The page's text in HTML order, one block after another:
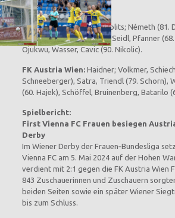
Kenesei (75. Kritik).
First Vienna FC 1894:Piplits; Németh (81.
Kovar, Mädl (68. Höcherl), Seidl, Pfanner
Ojukwu, Wasser, Cavic (90. Nikolic).
FK Austria Wien:Haidner; Volkmer,
Schneeberger), Satra, Triendl (79. Schorn),
(60. Hajek), Schöffel, Bruinenberg, Batarilo
Spielbericht:
First Vienna FC Frauen besiegen
Derby
Im Wiener Derby der Frauen‑Bundesliga
Vienna FC am 5. Mai 2024 auf der Hohen
verdient mit 2:1 gegen die FK Austria Wien
843 Zuschauerinnen und Zuschauern
beiden Seiten sowie ein später Wiener
bis zum Schluss.